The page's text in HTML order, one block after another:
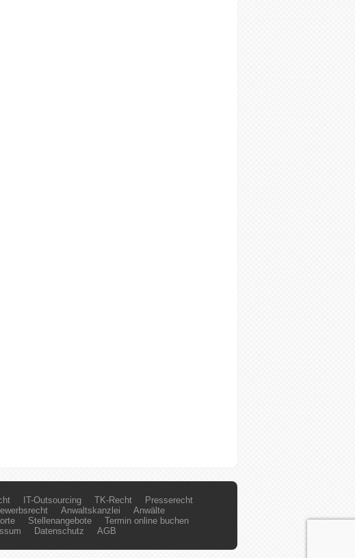
IT-Outsourcing TK-Recht
Presserecht
Anwaltskanzlei
Anwälte
Stellenangebote
Termin online buchen
Datenschutz AGB